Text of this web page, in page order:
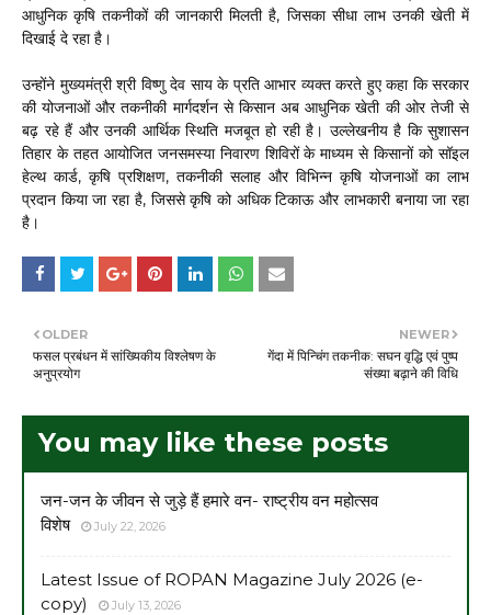
आधुनिक कृषि तकनीकों की जानकारी मिलती है, जिसका सीधा लाभ उनकी खेती में
दिखाई दे रहा है।
उन्होंने मुख्यमंत्री श्री विष्णु देव साय के प्रति आभार व्यक्त करते हुए कहा कि सरकार
की योजनाओं और तकनीकी मार्गदर्शन से किसान अब आधुनिक खेती की ओर तेजी से
बढ़ रहे हैं और उनकी आर्थिक स्थिति मजबूत हो रही है। उल्लेखनीय है कि सुशासन
तिहार के तहत आयोजित जनसमस्या निवारण शिविरों के माध्यम से किसानों को सॉइल
हेल्थ कार्ड, कृषि प्रशिक्षण, तकनीकी सलाह और विभिन्न कृषि योजनाओं का लाभ
प्रदान किया जा रहा है, जिससे कृषि को अधिक टिकाऊ और लाभकारी बनाया जा रहा
है।
NEWER
गेंदा में पिन्चिंग तकनीक: सघन वृद्धि एवं पुष्प
संख्या बढ़ाने की विधि
OLDER
फसल प्रबंधन में सांख्यिकीय विश्लेषण के
अनुप्रयोग
You may like these posts
जन-जन के जीवन से जुड़े हैं हमारे वन- राष्ट्रीय वन महोत्सव
विशेष
July 22, 2026
Latest Issue of ROPAN Magazine July 2026 (e-
copy)
July 13, 2026